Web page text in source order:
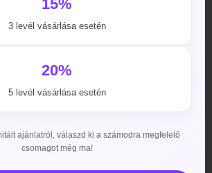
15%
3 levél vásárlása esetén
20%
5 levél vásárlása esetén
ajánlatról, válaszd ki a számodra megfelelő
csomagot még ma!